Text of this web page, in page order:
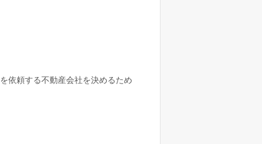
依頼する不動産会社を決めるため